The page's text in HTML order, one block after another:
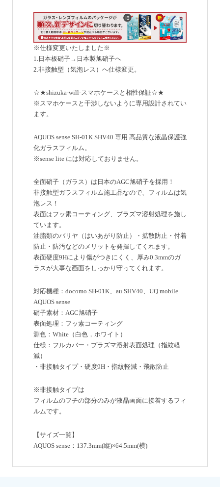
※仕様変更いたしました※
1.日本板硝子→日本製旭硝子へ
2.非接触型（気泡レス）へ仕様変更。
☆★shizuka-will-スマホケースと相性保証☆★
※スマホケースと干渉しないように専用設計されてい
ます。
AQUOS sense SH-01K SHV40 専用 高品質な液晶保護強
化ガラスフィルム。
※sense lite には対応しておりません。
全面硝子（ガラス）は日本のAGC旭硝子を採用！
非接触型ガラスフィルム施工品なので、フィルムは気
泡レス！
表面はフッ素コーティング、プラズマ溶射処理を施し
ています。
油脂類のバリヤ（はいあがり防止）・拡散防止・付着
防止・防汚などのメリットを発揮してくれます。
表面硬度9Hにより傷がつきにくく、厚み0.3mmのガ
ラスが大事な画面をしっかり守ってくれます。
対応機種：docomo SH-01K、au SHV40、UQ mobile
AQUOS sense
硝子素材：AGC旭硝子
表面処理：フッ素コーティング
淵色：White（白色，ホワイト）
仕様：フルカバー・プラズマ溶射表面処理（指紋軽
減）
・非接触タイプ・硬度9H・指紋軽減・飛散防止
※非接触タイプは
フィルムのフチの部分のみが液晶画面に接着するフィ
ルムです。
【サイズ一覧】
AQUOS sense：137.3mm(縦)×64.5mm(横)